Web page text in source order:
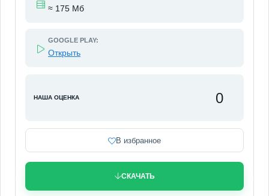
≈ 175 Мб
GOOGLE PLAY:
Открыть
НАША ОЦЕНКА 0
В избранное
СКАЧАТЬ